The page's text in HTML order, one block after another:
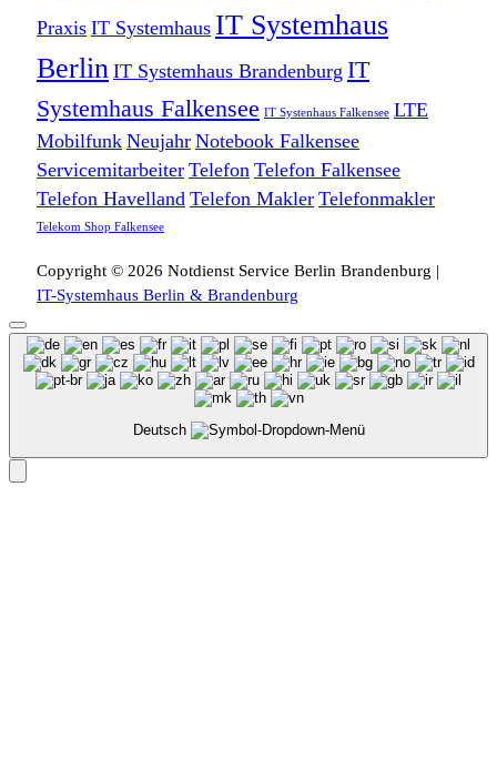
Praxis IT Systemhaus IT Systemhaus
Berlin IT Systemhaus Brandenburg IT
Systemhaus Falkensee IT Systenhaus Falkensee LTE
Mobilfunk Neujahr Notebook Falkensee
Servicemitarbeiter Telefon Telefon Falkensee
Telefon Havelland Telefon Makler Telefonmakler
Telekom Shop Falkensee
Copyright © 2026 Notdienst Service Berlin Brandenburg |
IT-Systemhaus Berlin & Brandenburg
Deutsch